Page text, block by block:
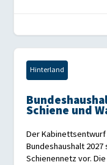
Hinterland
Schiene und
Der
Bundeshaushalt
Schienennetz vor.